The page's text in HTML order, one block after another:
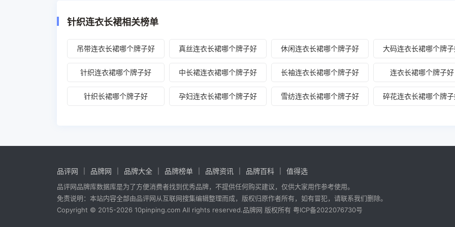
针织连衣长裙相关榜单
吊带连衣长裙哪个牌子好 真丝连衣长裙哪个牌子好 休闲连衣长裙哪个牌子好 大码连衣长裙哪个牌
针织连衣裙哪个牌子好 中长裙连衣裙哪个牌子好 长袖连衣长裙哪个牌子好 连衣长裙哪个牌子好
针织长裙哪个牌子好 孕妇连衣长裙哪个牌子好 雪纺连衣长裙哪个牌子好 碎花连衣长裙哪个牌
品评网 品牌网 品牌大全 品牌榜单 品牌资讯 品牌百科 值得选
品评网品牌库数据库是为了方便消费者找到优秀品牌，不提供任何购买建议，仅供大家用作参考使用。
免责说明：本站内容全部由品评网从互联网搜集编辑整理而成，版权归原作者所有，如有冒犯，请联系我们删除。
Copyright © 2015-2026 10pinping.com All rights reserved.品牌网 版权所有 粤ICP备2022076730号